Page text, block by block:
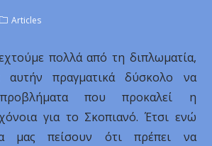
Articles
πολλά από τη διπλωματία,
αυτήν πραγματικά δύσκολο να
που προκαλεί η
για το Σκοπιανό. Έτσι ενώ
μας πείσουν ότι πρέπει να